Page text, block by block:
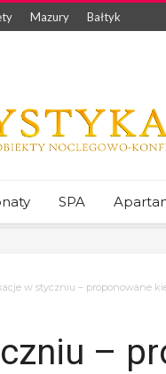
Mazury Bałtyk
SPA
w styczniu – proponowane
–